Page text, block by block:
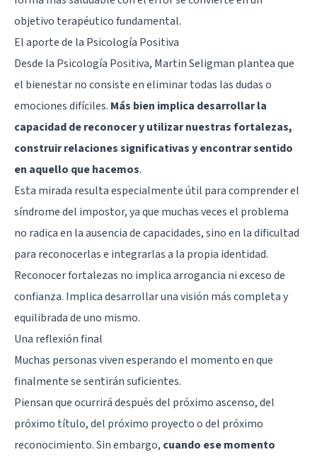
objetivo terapéutico fundamental.
El aporte de la Psicología Positiva
Desde la Psicología Positiva, Martin Seligman plantea que
el bienestar no consiste en eliminar todas las dudas o
emociones difíciles. Más bien implica desarrollar la
capacidad de reconocer y utilizar nuestras fortalezas,
construir relaciones significativas y encontrar sentido
en aquello que hacemos.
Esta mirada resulta especialmente útil para comprender el
síndrome del impostor, ya que muchas veces el problema
no radica en la ausencia de capacidades, sino en la dificultad
para reconocerlas e integrarlas a la propia identidad.
Reconocer fortalezas no implica arrogancia ni exceso de
confianza. Implica desarrollar una visión más completa y
equilibrada de uno mismo.
Una reflexión final
Muchas personas viven esperando el momento en que
finalmente se sentirán suficientes.
Piensan que ocurrirá después del próximo ascenso, del
próximo título, del próximo proyecto o del próximo
reconocimiento. Sin embargo, cuando ese momento